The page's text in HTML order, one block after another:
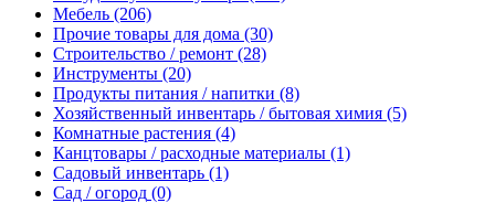
Мебель (206)
Прочие товары для дома (30)
Строительство / ремонт (28)
Инструменты (20)
Продукты питания / напитки (8)
Хозяйственный инвентарь / бытовая химия (5)
Комнатные растения (4)
Канцтовары / расходные материалы (1)
Садовый инвентарь (1)
Сад / огород (0)